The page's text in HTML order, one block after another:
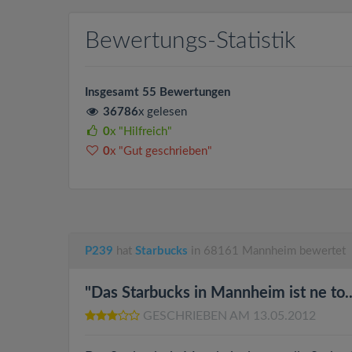
Bewertungs-Statistik
Insgesamt 55 Bewertungen
36786x gelesen
0x "Hilfreich"
0x "Gut geschrieben"
P239 hat Starbucks in 68161 Mannheim bewertet
"Das Starbucks in Mannheim ist ne
GESCHRIEBEN AM 13.05.2012